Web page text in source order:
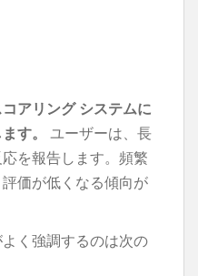
アリング システムに
す。
ユーザーは、長
を報告します。頻繁
価が低くなる傾向が
く強調するのは次の